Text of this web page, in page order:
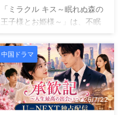
も次々と命を奪われてしまい
ます。 そんな絶望的な状況の
終わらせるために立ち上がり
ます。一方、彼と運命的な出
会いを果たすのが将軍の娘で
ある何校尉です。互いに素性
を隠しながら行 ...
王子様とお姫様～」配
信どこでみれる？
「ミラクル キス～眠れぬ森の
王子様とお姫様～」は、不眠
症という共通の悩みを抱えた
若社長とチェロ奏者が出会
い、少しずつ距離を縮めてい
く中国ラブコメディです。 物
語の中心となるのは、チェリ
ストを目指しながら夢に向か
って努力を続けるルー エント
中国ドラマ
2026/7/22